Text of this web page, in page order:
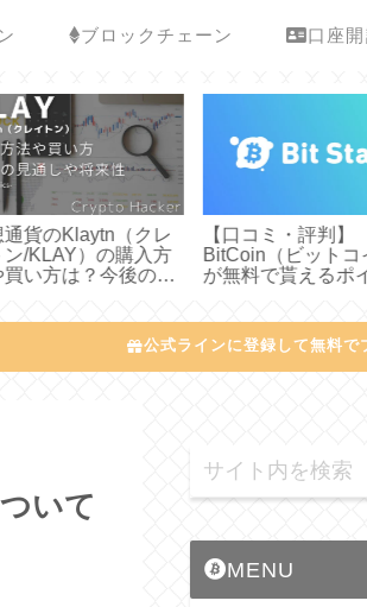
ブロックチェーン 口座
貨のKlaytn（クレ
ン/KLAY）の購入方
い方は？今後の見
してみた
【口コミ・評判】
BitCoin（ビットコ
が無料で貰えるポ
解説してみた
公式ラインに登録して無料で
いて
MENU